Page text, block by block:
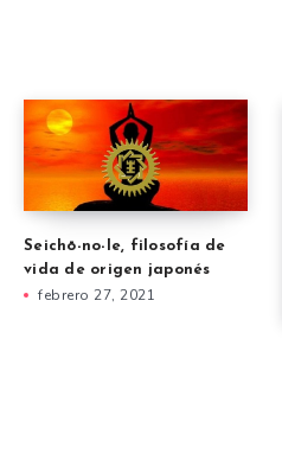
Seichō-no-Ie, filosofía de
vida de origen japonés
febrero 27, 2021